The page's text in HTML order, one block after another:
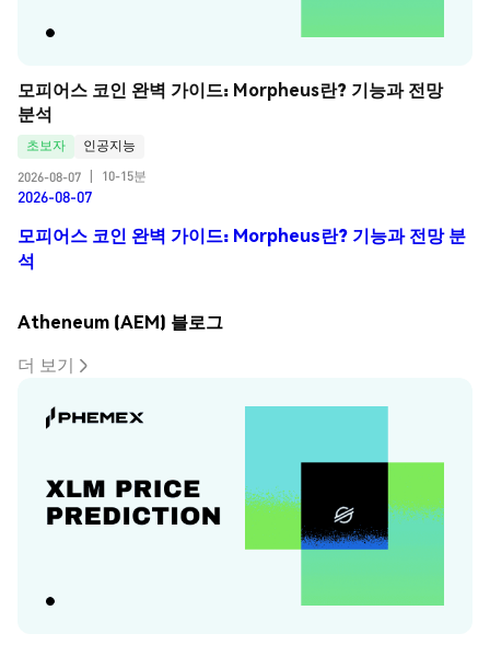
모피어스 코인 완벽 가이드: Morpheus란? 기능과 전망
분석
초보자
인공지능
2026-08-07
10-15분
2026-08-07
모피어스 코인 완벽 가이드: Morpheus란? 기능과 전망 분
석
Atheneum (AEM) 블로그
더 보기